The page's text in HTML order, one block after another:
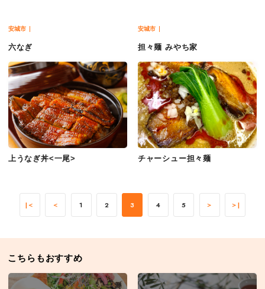
安城市
六なぎ
上うなぎ丼<一尾>
安城市
担々麺 みやち家
チャーシュー担々麺
|＜ ＜ 1 2 3 4 5 ＞ ＞|
こちらもおすすめ